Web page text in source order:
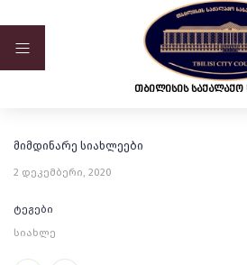
ვებ-გვერდი მუშაობს სატესტო რეჟიმში
თბილისის
მიმდინარე სიახლეები
2 დეკემბერი, 2020
ტეგები
სიახლე